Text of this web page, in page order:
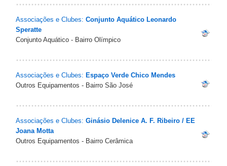
Associações e Clubes: Conjunto Aquático Leonardo
Speratte
Conjunto Aquático - Bairro Olímpico
Associações e Clubes: Espaço Verde Chico Mendes
Outros Equipamentos - Bairro São José
Associações e Clubes: Ginásio Delenice A. F. Ribeiro / EE
Joana Motta
Outros Equipamentos - Bairro Cerâmica